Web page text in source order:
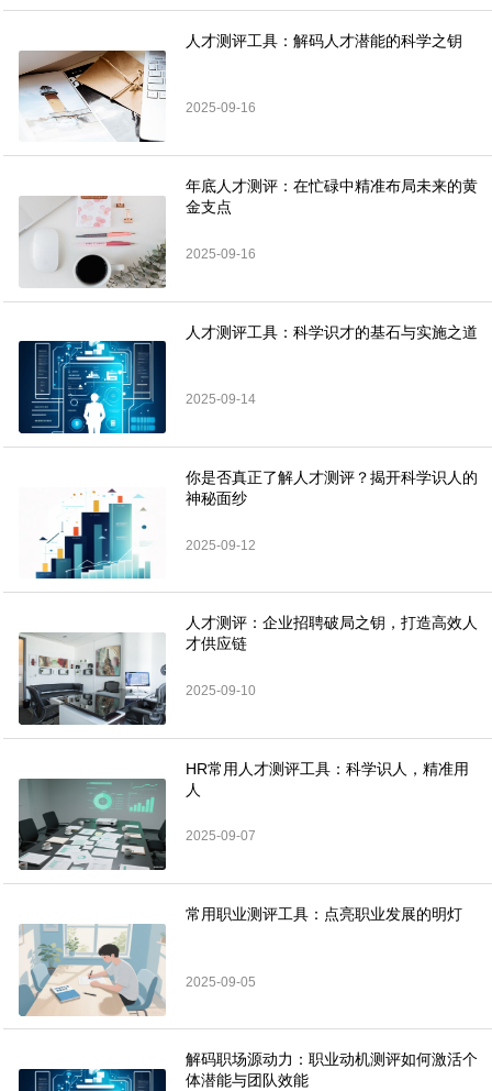
人才测评工具：解码人才潜能的科学之钥
2025-09-16
年底人才测评：在忙碌中精准布局未来的黄
金支点
2025-09-16
人才测评工具：科学识才的基石与实施之道
2025-09-14
你是否真正了解人才测评？揭开科学识人的
神秘面纱
2025-09-12
人才测评：企业招聘破局之钥，打造高效人
才供应链
2025-09-10
HR常用人才测评工具：科学识人，精准用
人
2025-09-07
常用职业测评工具：点亮职业发展的明灯
2025-09-05
解码职场源动力：职业动机测评如何激活个
体潜能与团队效能